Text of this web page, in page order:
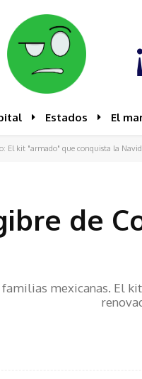
Estados El
El kit "armado" que conquista la
de
mexicanas. El